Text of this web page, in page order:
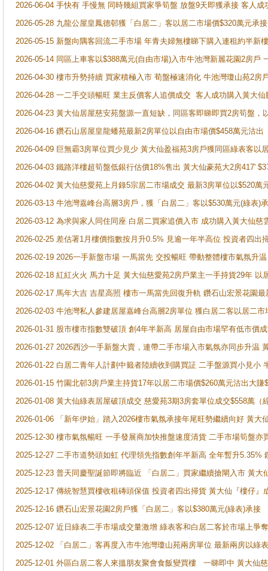
2026-06-04 手快有 手慢無 同時幾組買家爭筍盤 放盤9天即獲承接 客人
2026-05-28 九龍公屋皇鳳德邨獲「白居二」客以居二市場價$320萬元承接
2026-05-15 新盤向隅客回流二手市場 年青夫婦無樓睇下購入連租約半新
2026-05-14 同區上車客以$388萬元(自由市場)入市牛池灣新麗花園2房戶
2026-04-30 樓市升勢持續 買家積極入市 荀盤極速消化 牛池灣瓊山苑2房
2026-04-28 一二手交頭暢旺 業主反價客人追價成交 客人成功購入黃大
2026-04-23 黃大仙居屋慈安苑盤源一直短缺，同區客即睇即買2房筍盤，
2026-04-16 鑽石山居屋皇龍蟠苑最新2房單位以自由市場價$458萬元沽出
2026-04-09 巨無霸3房單位買少見少 黃大仙盈福苑3房戶獲同區綠表客以
2026-04-03 鐵路洋樓超筍盤低銀行估價18%售出 黃大仙豪苑大2房417'
2026-04-02 黃大仙慈愛苑上月錄5宗居二市場成交 最新3房單位以$520萬
2026-03-13 牛池灣嘉峰台高層3房戶，獲「白居二」客以$530萬元(綠表)
2026-03-12 為求與家人同住同座 白居二買家追價入市 成功購入黃大仙
2026-02-25 差估署1月樓價指數按月升0.5% 見逾一年半高位 投資者四
2026-02-19 2026一手新盤市場 一馬當先 交投暢旺 帶動整體樓市氣氛升
2026-02-18 紅紅火火 馬力十足 黃大仙慈愛苑2房戶業主一手持貨29年 以
2026-02-17 馬年大吉 吉星高照 樓市一馬當先回復升軌 鑽石山宏景花園
2026-02-03 牛池灣私人參建居屋嘉峰台高層2房單位 獲白居二客以居二市
2026-01-31 股市樓市指數雙破頂 創4年半新高 居屋自由市場罕有低市價
2026-01-27 2026西沙一手新盤大賣，連帶二手市場入市氣氛亦同步升温
2026-01-22 白居二青年人計劃中籤者陸續收到購買証 二手盤源買小見小
2026-01-15 竹園北邨3房戶業主持貨17年以居二市場價$260萬元沽出大賺
2026-01-08 黃大仙綠表居屋破頂成交 慈愛苑3期3房套單位成交$558萬（
2026-01-06 「新年伊始」踏入2026樓市氣氛承接年尾旺勢繼續向好 黃
2025-12-30 樓市氣氛暢旺 一手發展商加快推盤速度清貨 二手市場筍盤
2025-12-27 二手市道勢頭如虹 代理領先指數創年半新高 全年暫升5.35%
2025-12-23 普天同慶聖誕節即將臨近 「白居二」買家繼續搶閘入市 黃
2025-12-17 傳統智慧買樓收租磚頭保值 投資者四出掃貨 黃大仙『樓仔
2025-12-16 鑽石山宏景花園2房戶獲「白居二」客以$380萬元(綠表)承接
2025-12-07 近日綠表二手市場成交量激增 綠表客和白居二客於市場上
2025-12-02 「白居二」客再度入市牛池灣瓊山苑兩房單位 最新兩房以綠
2025-12-01 外區白居二客人來搵朋友聚會食飯變買樓 一睇即中 黃大仙